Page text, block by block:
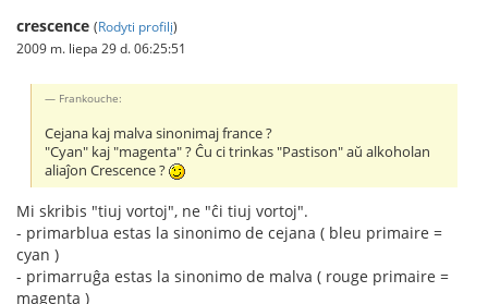
crescence (Rodyti profilį)
2009 m. liepa 29 d. 06:25:51
Frankouche:
Cejana kaj malva sinonimaj france ?
"Cyan" kaj "magenta" ? Ĉu ci trinkas "Pastison" aŭ alkoholan
aliaĵon Crescence ?
Mi skribis "tiuj vortoj", ne "ĉi tiuj vortoj".
- primarblua estas la sinonimo de cejana ( bleu primaire =
cyan )
- primarruĝa estas la sinonimo de malva ( rouge primaire =
magenta )